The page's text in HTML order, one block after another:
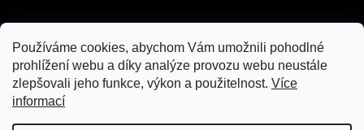
Používáme cookies, abychom Vám umožnili pohodlné
prohlížení webu a díky analýze provozu webu neustále
zlepšovali jeho funkce, výkon a použitelnost. Více
informací